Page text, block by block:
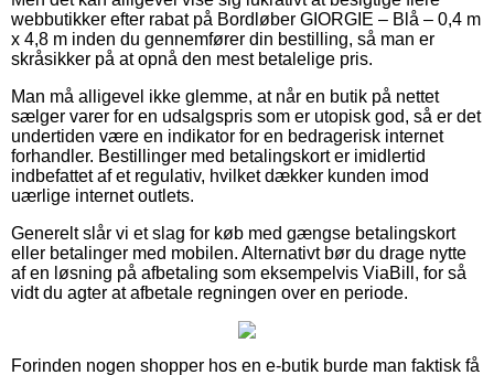
webbutikker efter rabat på Bordløber GIORGIE – Blå – 0,4 m
x 4,8 m inden du gennemfører din bestilling, så man er
skråsikker på at opnå den mest betalelige pris.
Man må alligevel ikke glemme, at når en butik på nettet
sælger varer for en udsalgspris som er utopisk god, så er det
undertiden være en indikator for en bedragerisk internet
forhandler. Bestillinger med betalingskort er imidlertid
indbefattet af et regulativ, hvilket dækker kunden imod
uærlige internet outlets.
Generelt slår vi et slag for køb med gængse betalingskort
eller betalinger med mobilen. Alternativt bør du drage nytte
af en løsning på afbetaling som eksempelvis ViaBill, for så
vidt du agter at afbetale regningen over en periode.
Forinden nogen shopper hos en e-butik burde man faktisk få